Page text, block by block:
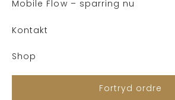
Mobile Flow – sparring nu
Kontakt
Shop
Fortryd ordre